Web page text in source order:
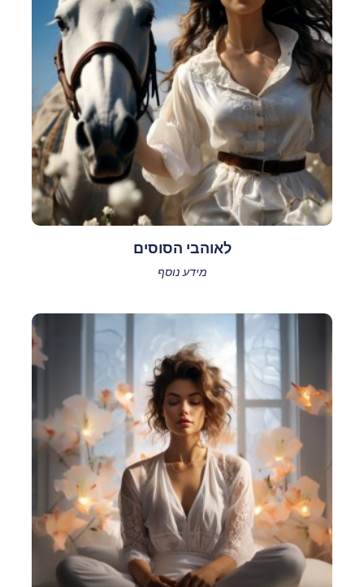
לאוהבי הסוסים
מידע נוסף